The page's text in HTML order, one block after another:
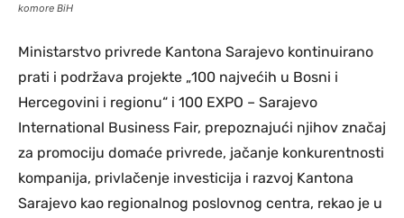
komore BiH
Ministarstvo privrede Kantona Sarajevo kontinuirano
prati i podržava projekte „100 najvećih u Bosni i
Hercegovini i regionu“ i 100 EXPO – Sarajevo
International Business Fair, prepoznajući njihov značaj
za promociju domaće privrede, jačanje konkurentnosti
kompanija, privlačenje investicija i razvoj Kantona
Sarajevo kao regionalnog poslovnog centra, rekao je u